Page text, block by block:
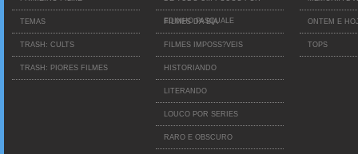
TEMAS
TRASH: CULTS
TRASH: PIORES FILMES
EDINHO PASQUALE
FILMES DA BIA
FILMES IMPOSS?VEIS
HISTORIANDO
LITERANDO
LOUCO POR SERIES
RARO E OBSCURO
ONTEM E
TOPS